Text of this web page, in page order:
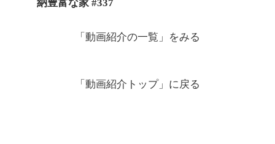
納豊富な家 #337
「動画紹介の一覧」 をみる
「動画紹介トップ」 に戻る